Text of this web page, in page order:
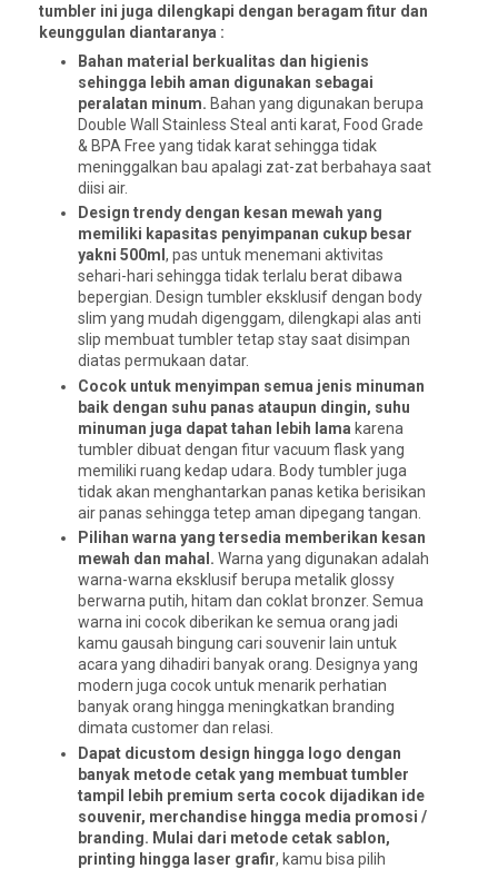
tumbler ini juga dilengkapi dengan beragam fitur dan
keunggulan diantaranya :
Bahan material berkualitas dan higienis
sehingga lebih aman digunakan sebagai
peralatan minum. Bahan yang digunakan berupa
Double Wall Stainless Steal anti karat, Food Grade
& BPA Free yang tidak karat sehingga tidak
meninggalkan bau apalagi zat-zat berbahaya saat
diisi air.
Design trendy dengan kesan mewah yang
memiliki kapasitas penyimpanan cukup besar
yakni 500ml , pas untuk menemani aktivitas
sehari-hari sehingga tidak terlalu berat dibawa
bepergian. Design tumbler eksklusif dengan body
slim yang mudah digenggam, dilengkapi alas anti
slip membuat tumbler tetap stay saat disimpan
diatas permukaan datar.
Cocok untuk menyimpan semua jenis minuman
baik dengan suhu panas ataupun dingin, suhu
minuman juga dapat tahan lebih lama karena
tumbler dibuat dengan fitur vacuum flask yang
memiliki ruang kedap udara. Body tumbler juga
tidak akan menghantarkan panas ketika berisikan
air panas sehingga tetep aman dipegang tangan.
Pilihan warna yang tersedia memberikan kesan
mewah dan mahal. Warna yang digunakan adalah
warna-warna eksklusif berupa metalik glossy
berwarna putih, hitam dan coklat bronzer. Semua
warna ini cocok diberikan ke semua orang jadi
kamu gausah bingung cari souvenir lain untuk
acara yang dihadiri banyak orang. Designya yang
modern juga cocok untuk menarik perhatian
banyak orang hingga meningkatkan branding
dimata customer dan relasi.
Dapat dicustom design hingga logo dengan
banyak metode cetak yang membuat tumbler
tampil lebih premium serta cocok dijadikan ide
souvenir, merchandise hingga media promosi /
branding. Mulai dari metode cetak sablon,
printing hingga laser grafir, kamu bisa pilih